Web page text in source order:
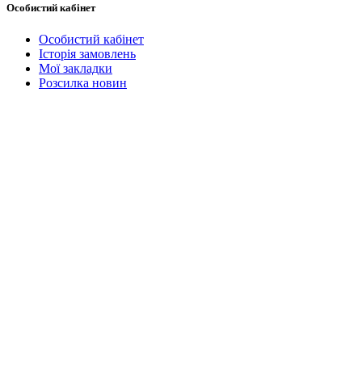
Особистий кабінет
Особистий кабінет
Історія замовлень
Мої закладки
Розсилка новин